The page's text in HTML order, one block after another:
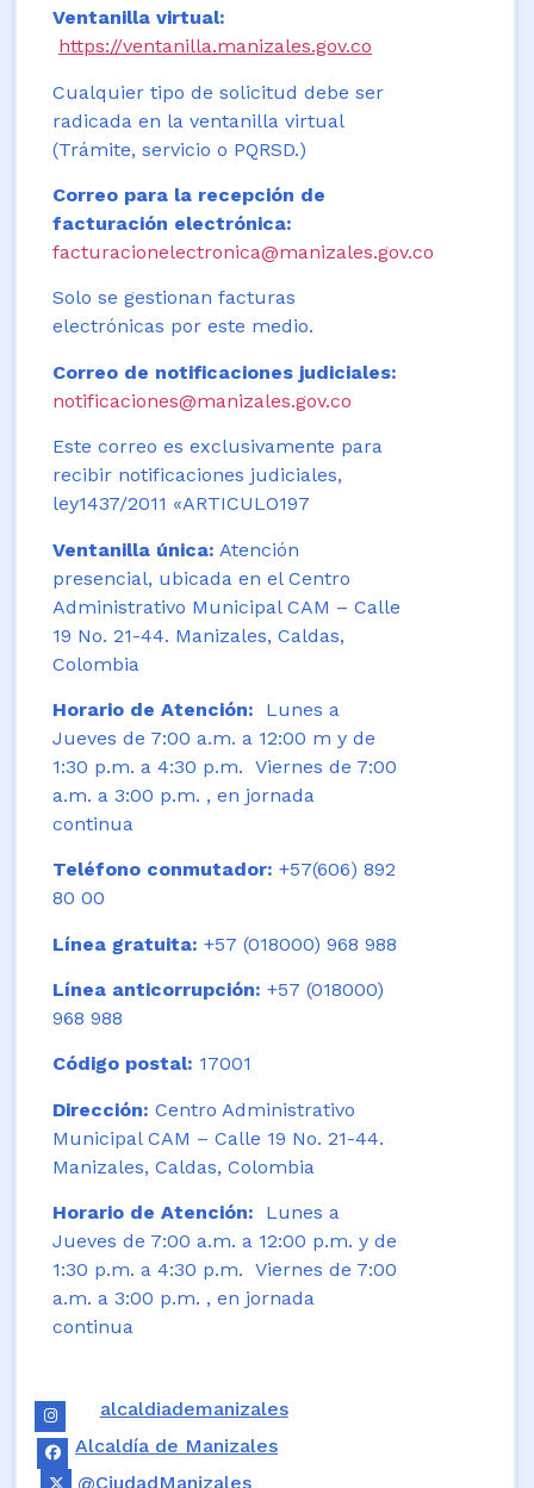
Ventanilla virtual:
https://ventanilla.manizales.gov.co
Cualquier tipo de solicitud debe ser
radicada en la ventanilla virtual
(Trámite, servicio o PQRSD.)
Correo para la recepción de
facturación electrónica:
facturacionelectronica@manizales.gov.co
Solo se gestionan facturas
electrónicas por este medio.
Correo de notificaciones judiciales:
notificaciones@manizales.gov.co
Este correo es exclusivamente para
recibir notificaciones judiciales,
ley1437/2011 «ARTICULO197
Ventanilla única: Atención
presencial, ubicada en el Centro
Administrativo Municipal CAM – Calle
19 No. 21-44. Manizales, Caldas,
Colombia
Horario de Atención:
Lunes a
Jueves de 7:00 a.m. a 12:00 m y de
1:30 p.m. a 4:30 p.m. Viernes de 7:00
a.m. a 3:00 p.m. , en jornada
continua
Teléfono conmutador: +57(606) 892
80 00
Línea gratuita: +57 (018000) 968 988
Línea anticorrupción: +57 (018000)
968 988
Código postal: 17001
Dirección: Centro Administrativo
Municipal CAM – Calle 19 No. 21-44.
Manizales, Caldas, Colombia
Horario de Atención: Lunes a
Jueves de 7:00 a.m. a 12:00 p.m. y de
1:30 p.m. a 4:30 p.m. Viernes de 7:00
a.m. a 3:00 p.m. , en jornada
continua
alcaldiademanizales
Alcaldía de Manizales
@CiudadManizales